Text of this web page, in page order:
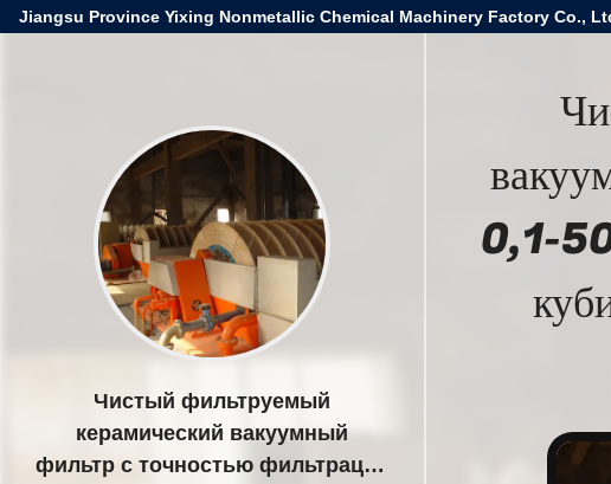
Jiangsu Province Yixing Nonmetallic Chemical Machinery Factory Co.,
Чистый фильтруемый
керамический вакуумный
фильтр с точностью фильтрации
0,1-